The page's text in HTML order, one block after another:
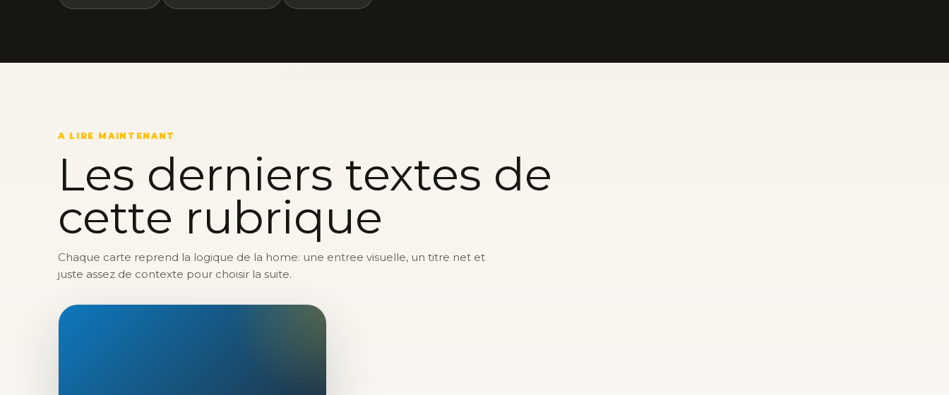
A LIRE MAINTENANT
Les derniers textes de
cette rubrique
Chaque carte reprend la logique de la home: une entree visuelle, un titre net et
juste assez de contexte pour choisir la suite.